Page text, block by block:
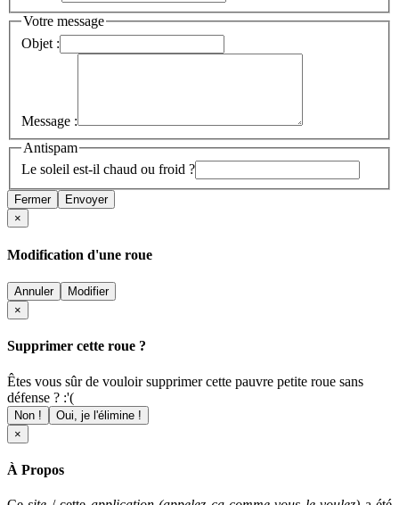
Votre message
Objet :
Message :
Antispam
Le soleil est-il chaud ou froid ?
Fermer
Envoyer
×
Modification d'une roue
Annuler
Modifier
×
Supprimer cette roue ?
Êtes vous sûr de vouloir supprimer cette pauvre petite roue sans
défense ? :'(
Non !
Oui, je l'élimine !
×
À Propos